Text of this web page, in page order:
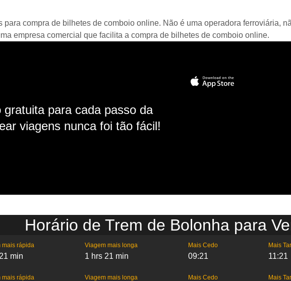
compra de bilhetes de comboio online. Não é uma operadora ferroviária,
empresa comercial que facilita a compra de bilhetes de comboio online.
gratuita para cada passo da
viagens nunca foi tão fácil!
Horário de Trem de Bolonha para
mais rápida
min
Viagem mais longa
1 hrs 21 min
Mais Cedo
09:21
Mais
11:21
mais rápida Viagem mais longa Mais Cedo Mais